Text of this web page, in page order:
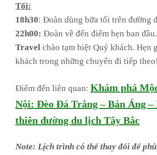
Tối:
18h30: Đoàn dùng bữa tối trên đường
22h00: Đoàn về đến điểm hẹn ban đầu.
Travel chào tạm biệt Quý khách. Hẹn
khách trong những chuyến đi tiếp theo!
Điểm đến liên quan: Khám phá
Nội: Đèo Đá Trắng – Bản Áng –
thiên đường du lịch Tây Bắc
Note: Lịch trình có thể thay đổi để